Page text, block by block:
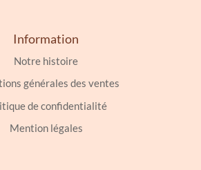
Information
Notre histoire
générales des ventes
de confidentialité
Mention légales